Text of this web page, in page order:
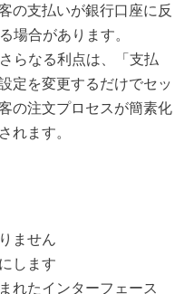
の支払いが銀行口座に反
場合があります。
らなる利点は、「支払
定を変更するだけでセッ
の注文プロセスが簡素化
れます。
ません
します
れたインターフェース